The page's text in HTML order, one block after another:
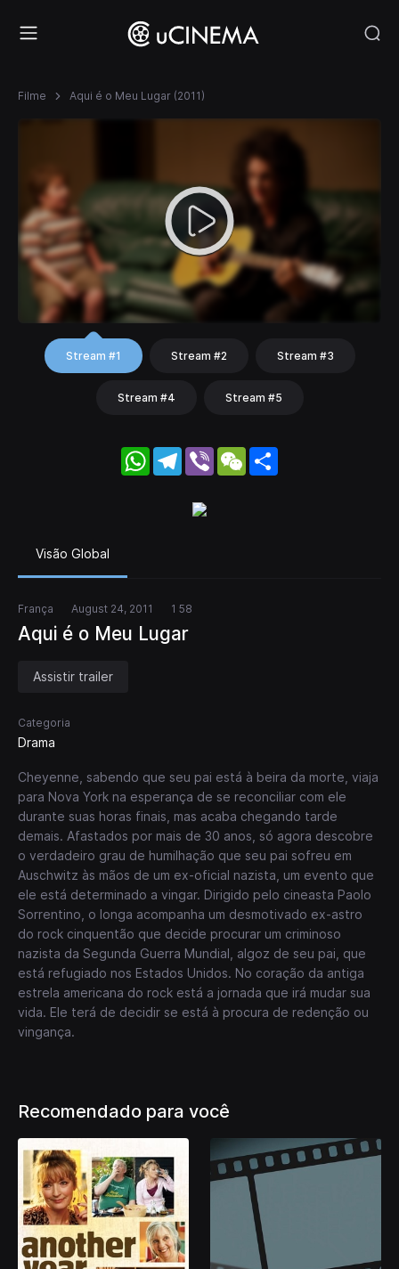
Filme Aqui é o Meu Lugar (2011)
Stream #1 Stream #2 Stream #3
Stream #4 Stream #5
WhatsApp
Telegram
Viber WeChat
Visão Global
França August 24, 2011 1 58
Aqui é o Meu Lugar
Assistir trailer
Categoria
Drama
Cheyenne, sabendo que seu pai está à beira da morte, viaja
para Nova York na esperança de se reconciliar com ele
durante suas horas finais, mas acaba chegando tarde
demais. Afastados por mais de 30 anos, só agora descobre
o verdadeiro grau de humilhação que seu pai sofreu em
Auschwitz às mãos de um ex-oficial nazista, um evento que
ele está determinado a vingar. Dirigido pelo cineasta Paolo
Sorrentino, o longa acompanha um desmotivado ex-astro
do rock cinquentão que decide procurar um criminoso
nazista da Segunda Guerra Mundial, algoz de seu pai, que
está refugiado nos Estados Unidos. No coração da antiga
estrela americana do rock está a jornada que irá mudar sua
vida. Ele terá de decidir se está à procura de redenção ou
vingança.
Recomendado para você